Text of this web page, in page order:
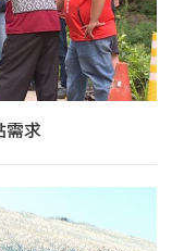
需求